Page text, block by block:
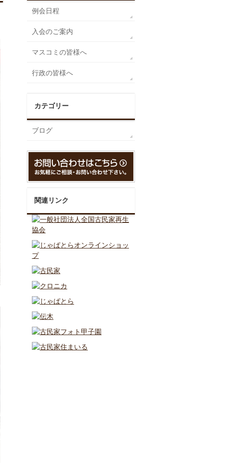
例会日程
入会のご案内
マスコミの皆様へ
行政の皆様へ
カテゴリー
ブログ
関連リンク